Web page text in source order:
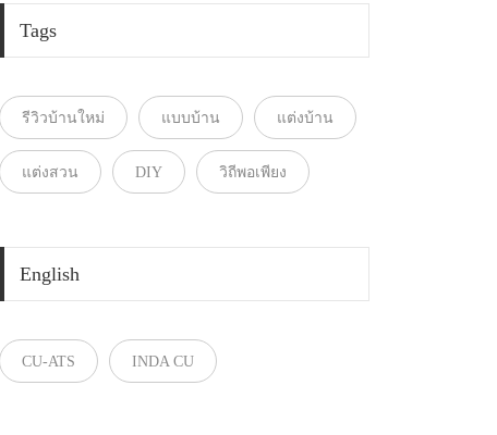
Tags
รีวิวบ้านใหม่ แบบบ้าน แต่งบ้าน
แต่งสวน DIY วิถีพอเพียง
English
CU-ATS INDA CU